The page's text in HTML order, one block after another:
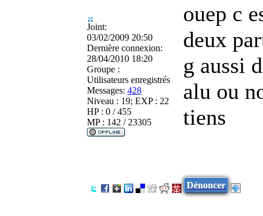
Joint:
03/02/2009 20:50
Dernière connexion:
28/04/2010 18:20
Groupe :
Utilisateurs enregistrés
Messages: 428
Niveau : 19; EXP : 22
HP : 0 / 455
MP : 142 / 23305
ouep c
deux
g aussi
alu ou
tiens
Dénoncer